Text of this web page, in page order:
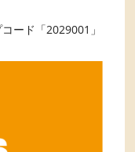
ード「2029001」